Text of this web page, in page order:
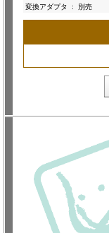
変換アダプタ
: 別売